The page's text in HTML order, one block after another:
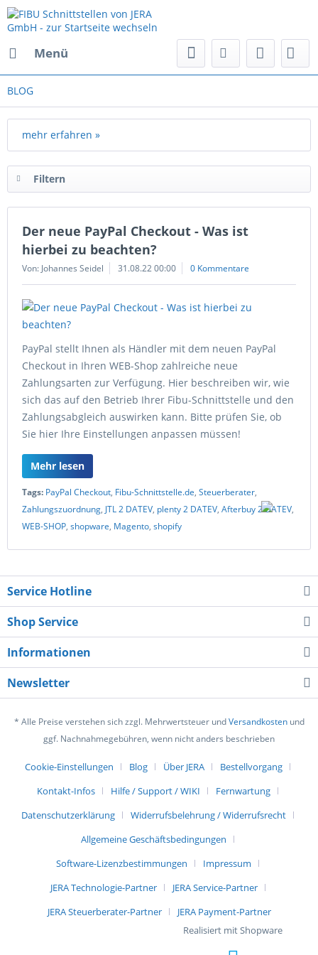
Menü
BLOG
mehr erfahren »
Filtern
Der neue PayPal Checkout - Was ist
hierbei zu beachten?
Von: Johannes Seidel 31.08.22 00:00 0 Kommentare
PayPal stellt Ihnen als Händler mit dem neuen PayPal
Checkout in Ihren WEB-Shop zahlreiche neue
Zahlungsarten zur Verfügung. Hier beschreiben wir, wie
sich das auf den Betrieb Ihrer Fibu-Schnittstelle und den
Zahlungsabgleich auswirken kann. Bitte prüfen Sie, ob
Sie hier Ihre Einstellungen anpassen müssen!
Mehr lesen
Tags: PayPal Checkout, Fibu-Schnittstelle.de, Steuerberater,
Zahlungszuordnung, JTL 2 DATEV, plenty 2 DATEV, Afterbuy 2 DATEV,
WEB-SHOP, shopware, Magento, shopify
Service Hotline
Shop Service
Informationen
Newsletter
* Alle Preise verstehen sich zzgl. Mehrwertsteuer undVersandkostenund
ggf. Nachnahmegebühren, wenn nicht anders beschrieben
Cookie-Einstellungen Blog Über JERA
Bestellvorgang
Kontakt-Infos
Hilfe / Support / WIKI
Fernwartung
Datenschutzerklärung
Widerrufsbelehrung / Widerrufsrecht
Allgemeine Geschäftsbedingungen
Software-Lizenzbestimmungen
Impressum
JERA Technologie-Partner
JERA Service-Partner
JERA Steuerberater-Partner
JERA Payment-Partner
Realisiert mit Shopware